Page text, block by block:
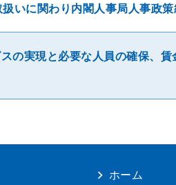
いに関わり内閣人事局人事政
の実現と必要な人員の確保、
ホーム